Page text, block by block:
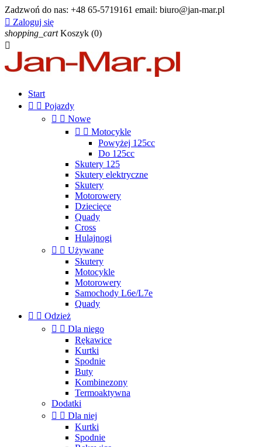
Zadzwoń do nas: +48 65-5719161 email: biuro@jan-mar.pl
 Zaloguj się
shopping_cart Koszyk (0)

Start
  Pojazdy
  Nowe
  Motocykle
Powyżej 125cc
Do 125cc
Skutery 125
Skutery elektryczne
Skutery
Motorowery
Dziecięce
Quady
Cross
Hulajnogi
  Używane
Skutery
Motocykle
Motorowery
Samochody L6e/L7e
Quady
  Odzież
  Dla niego
Rękawice
Kurtki
Spodnie
Buty
Kombinezony
Termoaktywna
Dodatki
  Dla niej
Kurtki
Spodnie